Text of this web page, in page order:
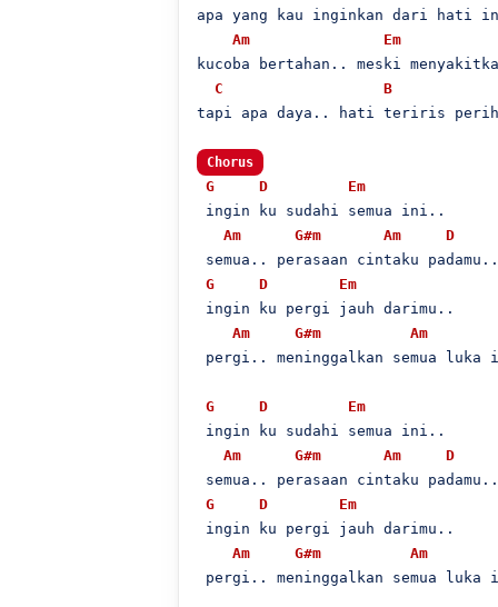
apa yang kau inginkan dari hati
Am
Em
kucoba bertahan.. meski
C
B
tapi apa daya.. hati teriris
Chorus
G D
Em
ingin ku sudahi semua ini..
Am
G#m Am
D
semua.. perasaan cintaku padamu..
G
D
Em
ingin ku pergi jauh darimu..
Am
G#m Am
pergi.. meninggalkan semua
G D
Em
ingin ku sudahi semua ini..
Am
G#m Am
D
semua.. perasaan cintaku padamu..
G
D
Em
ingin ku pergi jauh darimu..
Am
G#m Am
pergi.. meninggalkan semua